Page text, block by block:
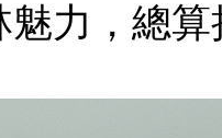
魅力，總